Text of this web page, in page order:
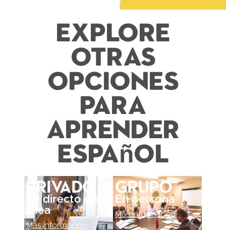
Explore
otras
opciones
para
aprender
español
Privado
En directo en
línea
Más información
Grupo
En persona
Más información